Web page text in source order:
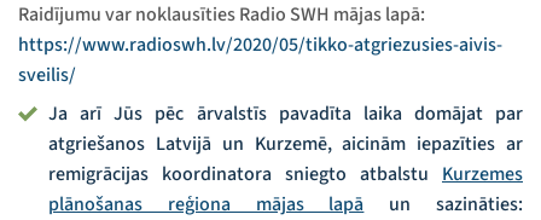
Raidījumu var noklausīties Radio SWH mājas lapā:
https://www.radioswh.lv/2020/05/tikko-atgriezusies-aivis-
sveilis/
Ja arī Jūs pēc ārvalstīs pavadīta laika domājat par
atgriešanos Latvijā un Kurzemē, aicinām iepazīties ar
remigrācijas koordinatora sniegto atbalstu Kurzemes
plānošanas reģiona mājas lapā un sazināties: